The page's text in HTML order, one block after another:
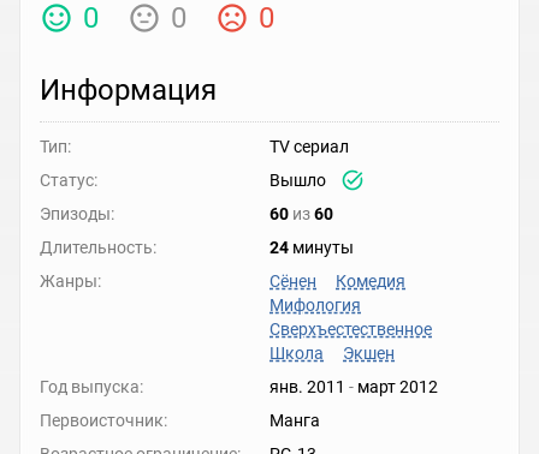
0 0 0
Информация
Тип:
TV сериал
Статус:
Вышло
Эпизоды:
60 из60
Длительность:
24 минуты
Жанры:
Сёнен
Комедия
Мифология
Сверхъестественное
Школа
Экшен
Год выпуска:
янв. 2011 - март 2012
Первоисточник:
Манга